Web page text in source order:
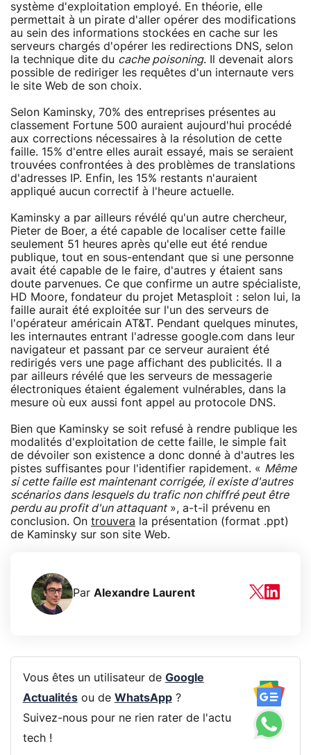
système d'exploitation employé. En théorie, elle
permettait à un pirate d'aller opérer des modifications
au sein des informations stockées en cache sur les
serveurs chargés d'opérer les redirections DNS, selon
la technique dite du cache poisoning. Il devenait alors
possible de rediriger les requêtes d'un internaute vers
le site Web de son choix.
Selon Kaminsky, 70% des entreprises présentes au
classement Fortune 500 auraient aujourd'hui procédé
aux corrections nécessaires à la résolution de cette
faille. 15% d'entre elles aurait essayé, mais se seraient
trouvées confrontées à des problèmes de translations
d'adresses IP. Enfin, les 15% restants n'auraient
appliqué aucun correctif à l'heure actuelle.
Kaminsky a par ailleurs révélé qu'un autre chercheur,
Pieter de Boer, a été capable de localiser cette faille
seulement 51 heures après qu'elle eut été rendue
publique, tout en sous-entendant que si une personne
avait été capable de le faire, d'autres y étaient sans
doute parvenues. Ce que confirme un autre spécialiste,
HD Moore, fondateur du projet Metasploit : selon lui, la
faille aurait été exploitée sur l'un des serveurs de
l'opérateur américain AT&T. Pendant quelques minutes,
les internautes entrant l'adresse google.com dans leur
navigateur et passant par ce serveur auraient été
redirigés vers une page affichant des publicités. Il a
par ailleurs révélé que les serveurs de messagerie
électroniques étaient également vulnérables, dans la
mesure où eux aussi font appel au protocole DNS.
Bien que Kaminsky se soit refusé à rendre publique les
modalités d'exploitation de cette faille, le simple fait
de dévoiler son existence a donc donné à d'autres les
pistes suffisantes pour l'identifier rapidement. « Même
si cette faille est maintenant corrigée, il existe d'autres
scénarios dans lesquels du trafic non chiffré peut être
perdu au profit d'un attaquant», a-t-il prévenu en
conclusion. On trouvera la présentation (format .ppt)
de Kaminsky sur son site Web.
Par Alexandre Laurent
Vous êtes un utilisateur de Google
Actualitésou de WhatsApp?
Suivez-nous pour ne rien rater de l'actu
tech !